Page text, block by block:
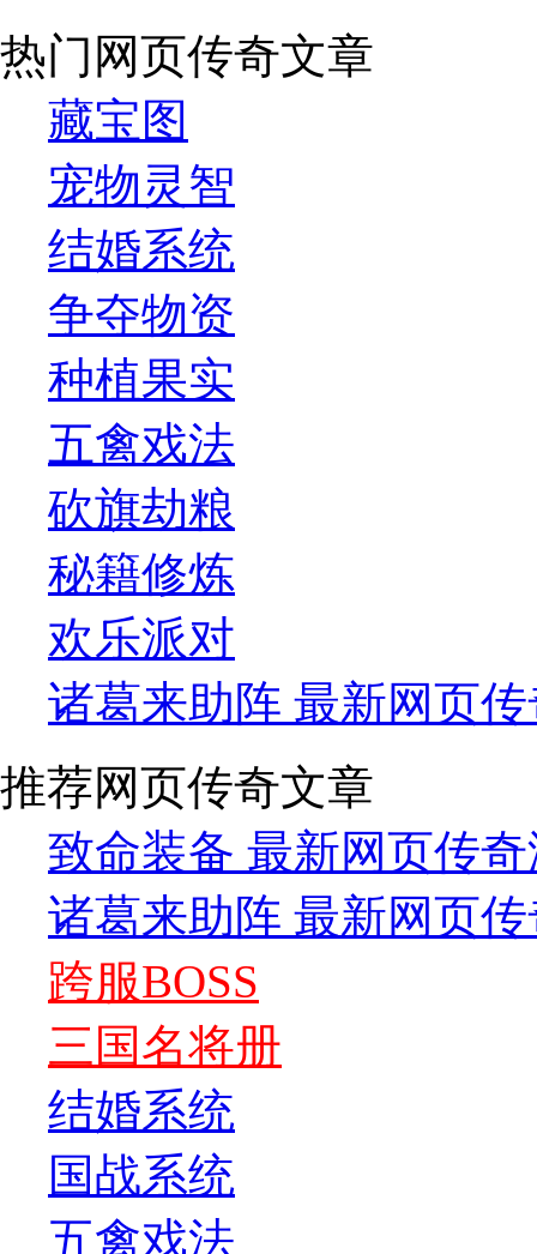
热门网页传奇文章
藏宝图
宠物灵智
结婚系统
争夺物资
种植果实
五禽戏法
砍旗劫粮
秘籍修炼
欢乐派对
诸葛来助阵 最新网页
推荐网页传奇文章
致命装备 最新网页传
诸葛来助阵 最新网页
跨服BOSS
三国名将册
结婚系统
国战系统
五禽戏法